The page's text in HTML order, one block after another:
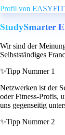
Profil von
StudySmarter
Wir sind der
Selbstständiges
✨Tipp Nummer 1
Netzwerken ist der
oder Fitness-Profis,
uns gegenseitig
✨Tipp Nummer 2